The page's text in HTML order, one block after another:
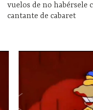
vuelos de no habérsele
cantante de cabaret